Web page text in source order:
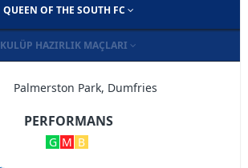
QUEEN OF THE SOUTH FC
KULÜP HAZIRLIK MAÇLARI
Palmerston Park, Dumfries
PERFORMANS
G M B